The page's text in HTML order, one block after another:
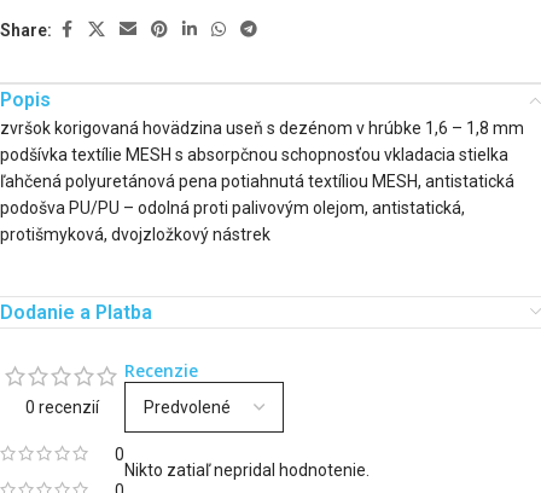
Share:
Popis
zvršok korigovaná hovädzina useň s dezénom v hrúbke 1,6 – 1,8 mm
podšívka textílie MESH s absorpčnou schopnosťou vkladacia stielka
ľahčená polyuretánová pena potiahnutá textíliou MESH, antistatická
podošva PU/PU – odolná proti palivovým olejom, antistatická,
protišmyková, dvojzložkový nástrek
Dodanie a Platba
0 recenzií
0
Recenzie
Nikto zatiaľ nepridal hodnotenie.